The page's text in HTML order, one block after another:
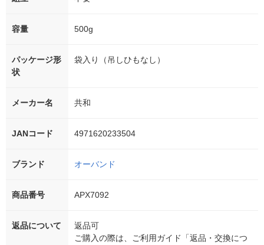
容量 500g
パッケージ形
状
袋入り（吊しひもなし）
メーカー名 共和
JANコード 4971620233504
ブランド オーバンド
商品番号 APX7092
返品について
返品可
ご購入の際は、ご利用ガイド「返品・交換につ